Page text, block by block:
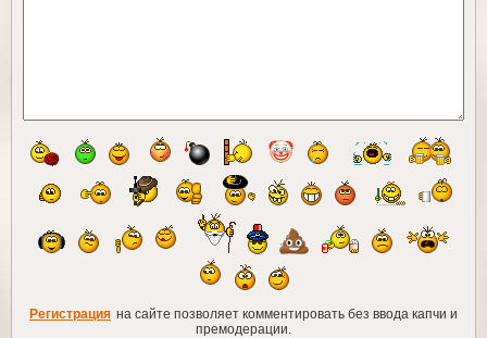
Регистрация на сайте позволяет комментировать без ввода капчи и
премодерации.